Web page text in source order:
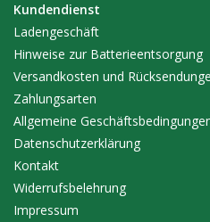
Kundendienst
Ladengeschäft
Hinweise zur Batterieentsorgung
Versandkosten und
Zahlungsarten
Allgemeine
Datenschutzerklärung
Kontakt
Widerrufsbelehrung
Impressum